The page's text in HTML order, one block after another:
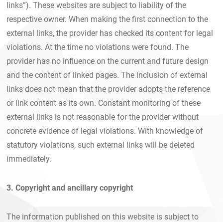
links”). These websites are subject to liability of the
respective owner. When making the first connection to the
external links, the provider has checked its content for legal
violations. At the time no violations were found. The
provider has no influence on the current and future design
and the content of linked pages. The inclusion of external
links does not mean that the provider adopts the reference
or link content as its own. Constant monitoring of these
external links is not reasonable for the provider without
concrete evidence of legal violations. With knowledge of
statutory violations, such external links will be deleted
immediately.
3. Copyright and ancillary copyright
The information published on this website is subject to